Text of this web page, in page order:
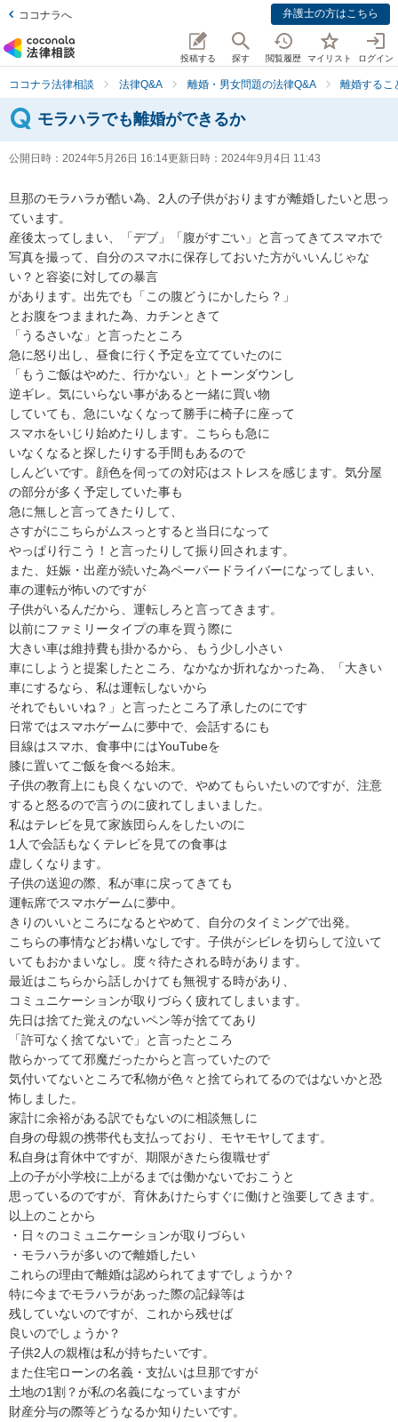
ココナラへ 弁護士の方はこちら
投稿する 探す 閲覧履歴 マイリスト ログイン
ココナラ法律相談 法律Q&A 離婚・男女問題の法律Q&A 離婚するこ
モラハラでも離婚ができるか
公開日時： 2024年5月26日 16:14更新日時： 2024年9月4日 11:43
旦那のモラハラが酷い為、2人の子供がおりますが離婚したいと思っ
ています。
産後太ってしまい、「デブ」「腹がすごい」と言ってきてスマホで
写真を撮って、自分のスマホに保存しておいた方がいいんじゃな
い？と容姿に対しての暴言
があります。出先でも「この腹どうにかしたら？」
とお腹をつままれた為、カチンときて
「うるさいな」と言ったところ
急に怒り出し、昼食に行く予定を立てていたのに
「もうご飯はやめた、行かない」とトーンダウンし
逆ギレ。気にいらない事があると一緒に買い物
していても、急にいなくなって勝手に椅子に座って
スマホをいじり始めたりします。こちらも急に
いなくなると探したりする手間もあるので
しんどいです。顔色を伺っての対応はストレスを感じます。気分屋
の部分が多く予定していた事も
急に無しと言ってきたりして、
さすがにこちらがムスっとすると当日になって
やっぱり行こう！と言ったりして振り回されます。
また、妊娠・出産が続いた為ペーパードライバーになってしまい、
車の運転が怖いのですが
子供がいるんだから、運転しろと言ってきます。
以前にファミリータイプの車を買う際に
大きい車は維持費も掛かるから、もう少し小さい
車にしようと提案したところ、なかなか折れなかった為、「大きい
車にするなら、私は運転しないから
それでもいいね？」と言ったところ了承したのにです
日常ではスマホゲームに夢中で、会話するにも
目線はスマホ、食事中にはYouTubeを
膝に置いてご飯を食べる始末。
子供の教育上にも良くないので、やめてもらいたいのですが、注意
すると怒るので言うのに疲れてしまいました。
私はテレビを見て家族団らんをしたいのに
1人で会話もなくテレビを見ての食事は
虚しくなります。
子供の送迎の際、私が車に戻ってきても
運転席でスマホゲームに夢中。
きりのいいところになるとやめて、自分のタイミングで出発。
こちらの事情などお構いなしです。子供がシビレを切らして泣いて
いてもおかまいなし。度々待たされる時があります。
最近はこちらから話しかけても無視する時があり、
コミュニケーションが取りづらく疲れてしまいます。
先日は捨てた覚えのないペン等が捨ててあり
「許可なく捨てないで」と言ったところ
散らかってて邪魔だったからと言っていたので
気付いてないところで私物が色々と捨てられてるのではないかと恐
怖しました。
家計に余裕がある訳でもないのに相談無しに
自身の母親の携帯代も支払っており、モヤモヤしてます。
私自身は育休中ですが、期限がきたら復職せず
上の子が小学校に上がるまでは働かないでおこうと
思っているのですが、育休あけたらすぐに働けと強要してきます。
以上のことから
・日々のコミュニケーションが取りづらい
・モラハラが多いので離婚したい
これらの理由で離婚は認められてますでしょうか？
特に今までモラハラがあった際の記録等は
残していないのですが、これから残せば
良いのでしょうか？
子供2人の親権は私が持ちたいです。
また住宅ローンの名義・支払いは旦那ですが
土地の1割？が私の名義になっていますが
財産分与の際等どうなるか知りたいです。